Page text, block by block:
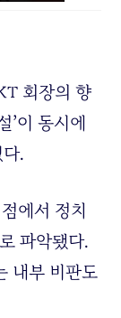
회장의 향
’이 동시에
.
에서 정치
파악됐다.
내부 비판도